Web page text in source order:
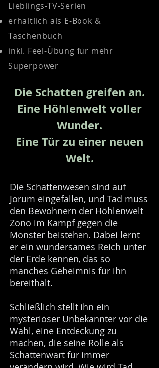
Lieblings-TV-Serien
erhältlich als E-Book &
Taschenbuch
inkl. Feel-Übung für mehr
Superpower
Die Schatten greifen an.
Eine Höhlenwelt voller
Wunder.
Eine Tür zu einer neuen
Welt.
Die Schattenwesen sind auf
Jorum eingefallen, und Tad muss
den Bewohnern der Höhlenwelt
Zono im Kampf gegen die
Monster beistehen. Dabei lernt
er ein wundersames Reich unter
der Erde kennen, das so
manches Geheimnis für ihn
bereithält.
Schließlich stellt ihn ein
mysteriöser Unbekannter vor die
Wahl, eine Entdeckung zu
machen, die seine Rolle als
Schattenwart für immer